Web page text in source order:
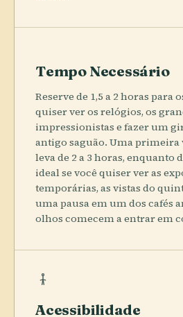
Tempo Necessário
Reserve de 1,5 a 2 horas para
quiser ver os relógios, os
impressionistas e fazer um
antigo saguão. Uma primeira
leva de 2 a 3 horas, enquanto
ideal se você quiser ver as
temporárias, as vistas do
uma pausa em um dos cafés
olhos comecem a entrar em
Acessibilidade